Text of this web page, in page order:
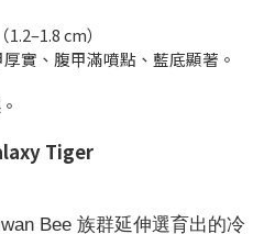
（1.2–1.8 cm）
實、 腹甲滿噴點、 藍底顯著。
Tiger
Bee 族群延伸選育出的冷